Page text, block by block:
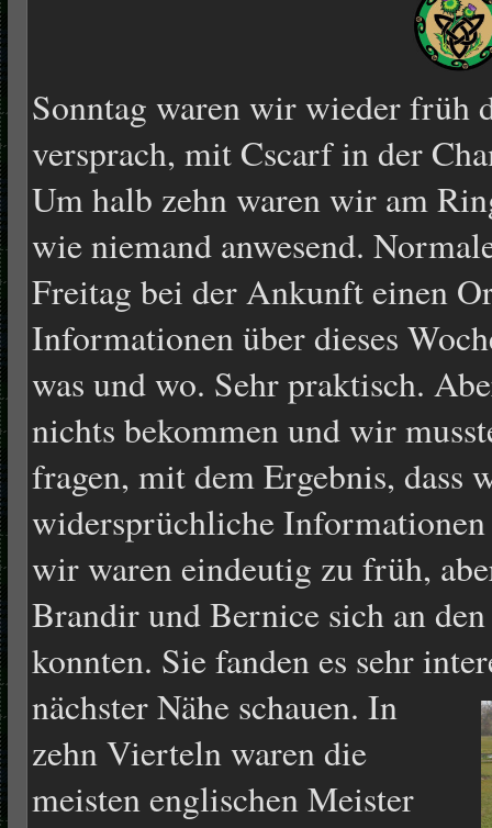
Sonntag waren wir wieder früh
versprach, mit Cscarf in der
Um halb zehn waren wir am
wie niemand anwesend.
Freitag bei der Ankunft einen
Informationen über dieses
was und wo. Sehr praktisch.
nichts bekommen und wir
fragen, mit dem Ergebnis, dass
widersprüchliche
wir waren eindeutig zu früh,
Brandir und Bernice sich an
konnten. Sie fanden es sehr
nächster Nähe schauen. In
zehn Vierteln waren die
meisten englischen Meister